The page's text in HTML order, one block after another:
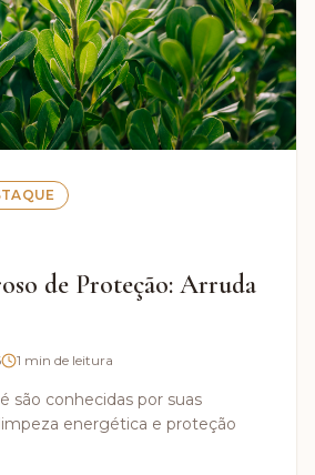
de Proteção: Arruda
1 min de leitura
são conhecidas por suas
energética e proteção